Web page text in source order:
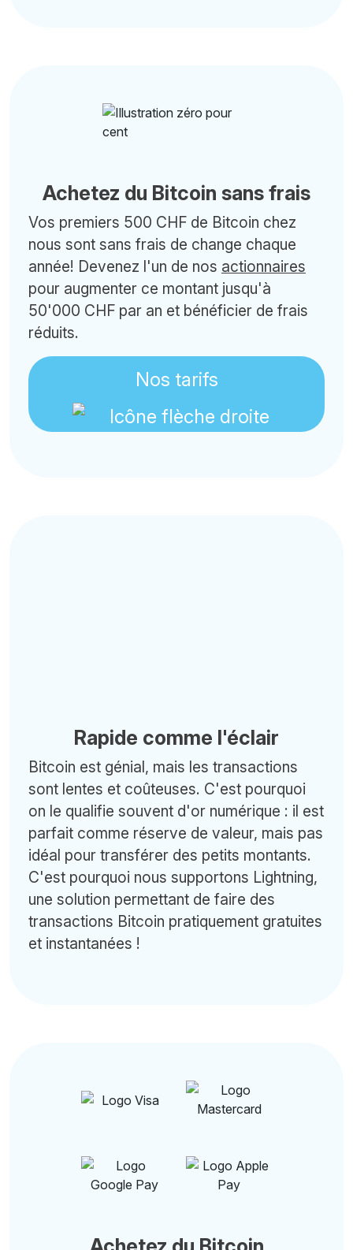
Achetez du Bitcoin sans frais
Vos premiers 500 CHF de Bitcoin chez
nous sont sans frais de change chaque
année! Devenez l'un de nos actionnaires
pour augmenter ce montant jusqu'à
50'000 CHF par an et bénéficier de frais
réduits.
Nos tarifs
Rapide comme l'éclair
Bitcoin est génial, mais les transactions
sont lentes et coûteuses. C'est pourquoi
on le qualifie souvent d'or numérique : il est
parfait comme réserve de valeur, mais pas
idéal pour transférer des petits montants.
C'est pourquoi nous supportons Lightning,
une solution permettant de faire des
transactions Bitcoin pratiquement gratuites
et instantanées !